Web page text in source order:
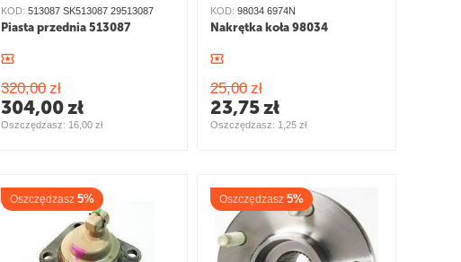
KOD: 513087 SK513087 29513087
Piasta przednia 513087
320,00 zł
304,00zł
Oszczędzasz: 16,00 zł
KOD: 98034 6974N
Nakrętka koła 98034
25,00 zł
23,75zł
Oszczędzasz: 1,25 zł
Oszczędzasz 5% Oszczędzasz 5%